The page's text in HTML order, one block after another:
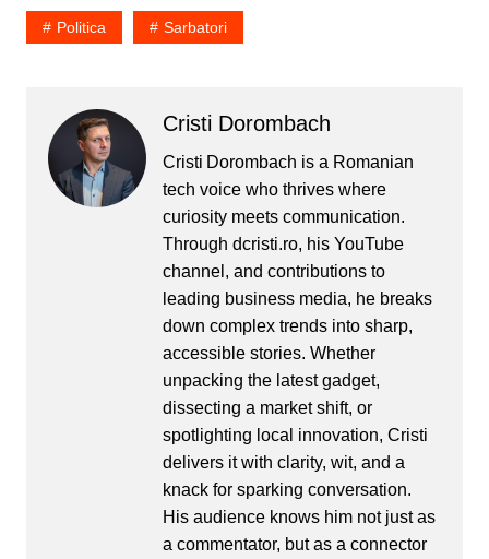
Politica Sarbatori
Cristi Dorombach
Cristi Dorombach is a Romanian
tech voice who thrives where
curiosity meets communication.
Through dcristi.ro, his YouTube
channel, and contributions to
leading business media, he breaks
down complex trends into sharp,
accessible stories. Whether
unpacking the latest gadget,
dissecting a market shift, or
spotlighting local innovation, Cristi
delivers it with clarity, wit, and a
knack for sparking conversation.
His audience knows him not just as
a commentator, but as a connector